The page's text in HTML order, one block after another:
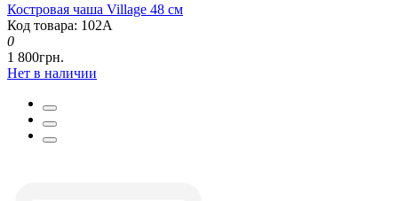
Костровая чаша Village 48 см
Код товара: 102А
0
1 800грн.
Нет в наличии